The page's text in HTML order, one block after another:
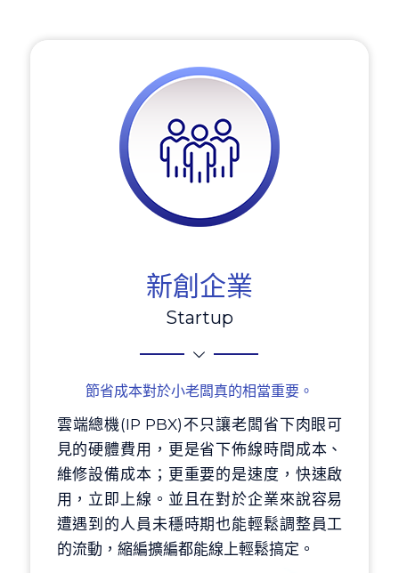
新創企業
Startup
節省成本對於小老闆真的相當重要。
雲端總機(IP PBX)不只讓老闆省下肉眼可
見的硬體費用，更是省下佈線時間成本、
維修設備成本；更重要的是速度，快速啟
用，立即上線。並且在對於企業來說容易
遭遇到的人員未穩時期也能輕鬆調整員工
的流動，縮編擴編都能線上輕鬆搞定。